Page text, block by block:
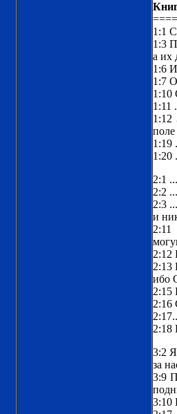
1:1
1:3
а их
1:6
1:7
1:10
1:11
1:12
1:19
1:20
2:1
2:2
2:3
и
2:12
2:13
ибо
2:15
2:16
2:18
3:2
за
3:9
3:10